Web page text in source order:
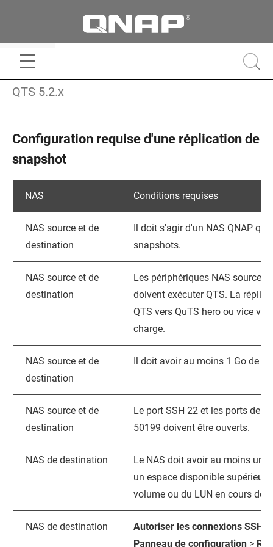
QTS 5.2.x
Configuration requise d'une réplication de
snapshot
NAS Conditions requises
NAS source et de
destination
Il doit s'agir d'un NAS QNAP qui
snapshots.
NAS source et de
destination
Les périphériques NAS source
doivent exécuterQTS. La
QTS vers QuTS hero ou vice
charge.
NAS source et de
destination
Il doit avoir au moins 1 Go de
NAS source et de
destination
Le port SSH 22 et les ports de
50199 doivent être ouverts.
NAS de destination
Le NAS doit avoir au moins un
un espace disponible supérieur
volume ou du LUN en cours de
NAS de destination Autoriser les connexions SSH
Panneau de configuration >